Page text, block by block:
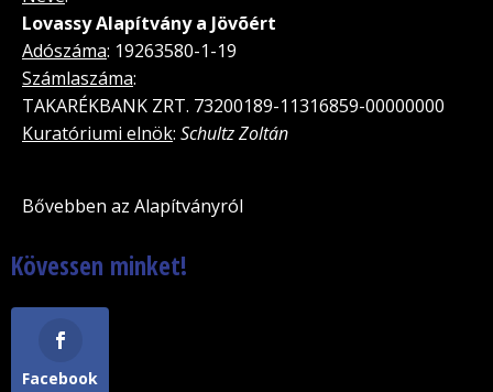
Lovassy Alapítvány a Jövõért
Adószáma: 19263580-1-19
Számlaszáma:
TAKARÉKBANK ZRT. 73200189-11316859-00000000
Kuratóriumi elnök: Schultz Zoltán
Bővebben az Alapítványról
Kövessen minket!
Facebook